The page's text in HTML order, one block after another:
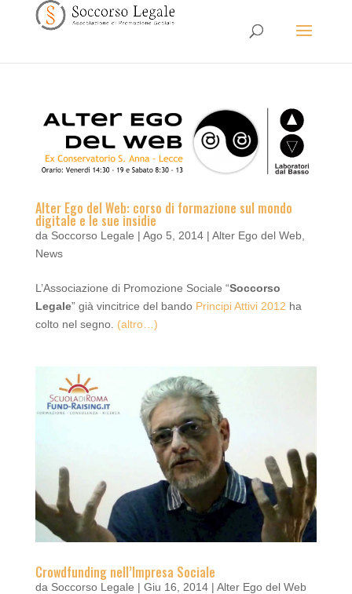
Alter Ego del Web: corso di formazione sul mondo
digitale e le sue insidie
da Soccorso Legale | Ago 5, 2014| Alter Ego del Web,
News
L’Associazione di Promozione Sociale “Soccorso
Legale” già vincitrice del bando Principi Attivi 2012 ha
colto nel segno. (altro…)
Crowdfunding nell’Impresa Sociale
da Soccorso Legale | Giu 16, 2014| Alter Ego del Web